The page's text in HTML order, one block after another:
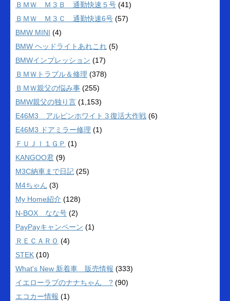
ＢＭＷ Ｍ３Ｂ 通勤快速５号 (41)
ＢＭＷ Ｍ３Ｃ 通勤快速6号 (57)
BMW MINI (4)
BMW ヘッドライトあれこれ (5)
BMWインプレッション (17)
ＢＭＷトラブル＆修理 (378)
ＢＭＷ親父の悩み事 (255)
BMW親父の独り言 (1,153)
E46M3 アルピンホワイト３復活大作戦 (6)
E46M3 ドアミラー修理 (1)
ＦＵＪＩ１ＧＰ (1)
KANGOO君 (9)
M3C納車まで日記 (25)
M4ちゃん (3)
My Home紹介 (128)
N-BOX なな号 (2)
PayPayキャンペーン (1)
ＲＥＣＡＲＯ (4)
STEK (10)
What's New 新着車 販売情報 (333)
イエローラブのナナちゃん ? (90)
エコカー情報 (1)